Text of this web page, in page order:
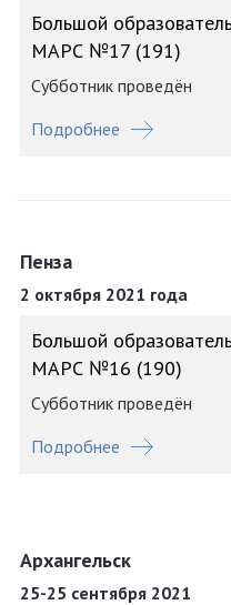
Большой
МАРС №17 (191)
Субботник проведён
Подробнее
Пенза
2 октября 2021 года
Большой
МАРС №16 (190)
Субботник проведён
Подробнее
Архангельск
25-25 сентября 2021